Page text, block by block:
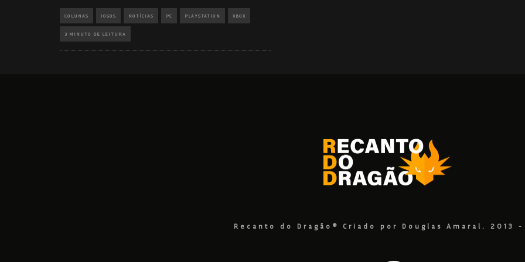
COLUNAS JOGOS NOTÍCIAS PC PLAYSTATION XBOX
3 MINUTO DE LEITURA
Recanto do Dragão® Criado por Douglas Amaral. 2013 -